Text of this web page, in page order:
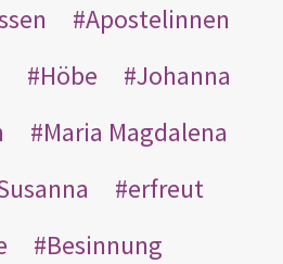
Apostelinnen
Höbe
Johanna
Maria Magdalena
erfreut
Besinnung